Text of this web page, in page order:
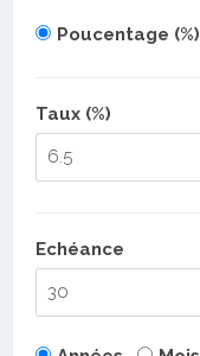
Poucentage (%)
Taux (%)
Echéance